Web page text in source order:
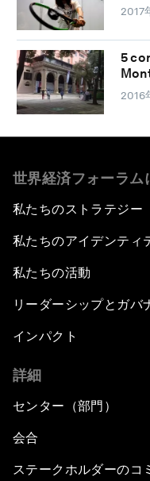
2017
5
2016
世界経済フォーラム
私たちのストラテジー
私たちのアイデンティ
私たちの活動
リーダーシップとガバ
インパクト
詳細
センター（部門）
会合
ステークホルダーのコ